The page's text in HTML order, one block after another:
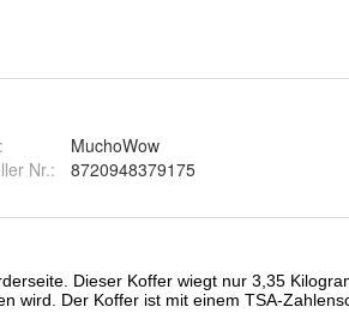
MuchoWow
Nr.:
8720948379175